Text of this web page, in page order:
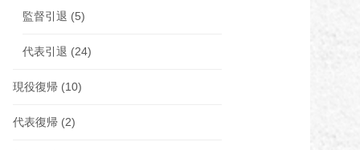
監督引退 (5)
代表引退 (24)
現役復帰 (10)
代表復帰 (2)